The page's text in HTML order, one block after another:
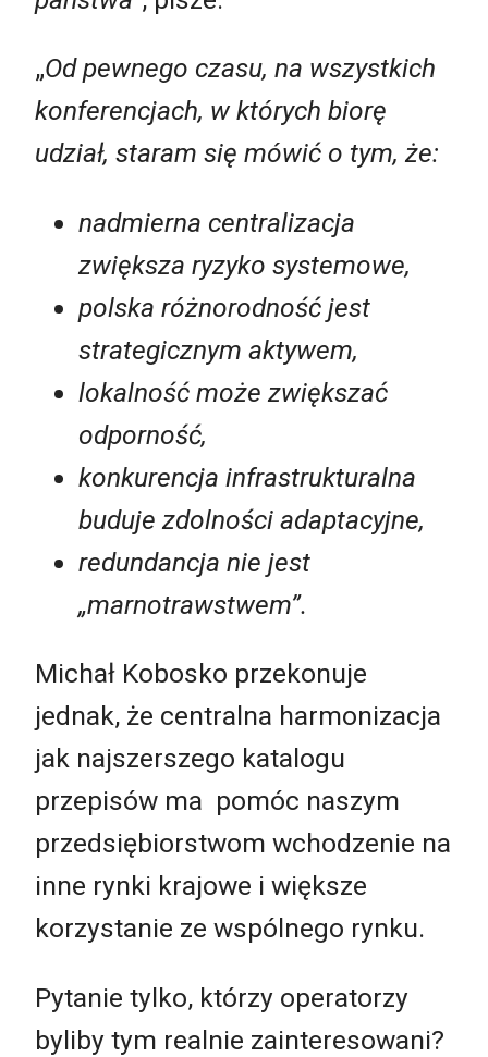
„Od pewnego czasu, na wszystkich
konferencjach, w których biorę
udział, staram się mówić o tym, że:
nadmierna centralizacja
zwiększa ryzyko systemowe,
polska różnorodność jest
strategicznym aktywem,
lokalność może zwiększać
odporność,
konkurencja infrastrukturalna
buduje zdolności adaptacyjne,
redundancja nie jest
„marnotrawstwem”.
Michał Kobosko przekonuje
jednak, że centralna harmonizacja
jak najszerszego katalogu
przepisów ma pomóc naszym
przedsiębiorstwom wchodzenie na
inne rynki krajowe i większe
korzystanie ze wspólnego rynku.
Pytanie tylko, którzy operatorzy
byliby tym realnie zainteresowani?